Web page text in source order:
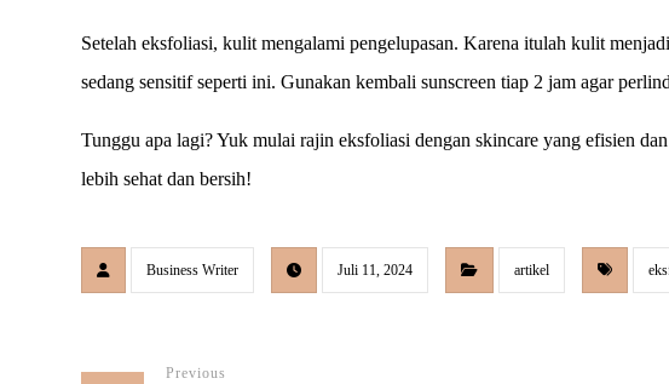
Setelah eksfoliasi, kulit mengalami pengelupasan. Karena itulah kulit
sedang sensitif seperti ini. Gunakan kembali sunscreen tiap 2 jam agar
Tunggu apa lagi? Yuk mulai rajin eksfoliasi dengan skincare yang efisien
lebih sehat dan bersih!
Business Writer Juli 11, 2024 artikel
Previous